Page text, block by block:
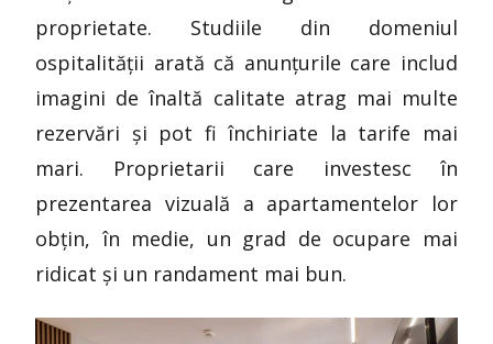
proprietate. Studiile din domeniul
ospitalității arată că anunțurile care includ
imagini de înaltă calitate atrag mai multe
rezervări și pot fi închiriate la tarife mai
mari. Proprietarii care investesc în
prezentarea vizuală a apartamentelor lor
obțin, în medie, un grad de ocupare mai
ridicat și un randament mai bun.